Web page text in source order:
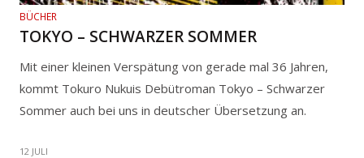
BÜCHER
TOKYO – SCHWARZER SOMMER
Mit einer kleinen Verspätung von gerade mal 36 Jahren,
kommt Tokuro Nukuis Debütroman Tokyo – Schwarzer
Sommer auch bei uns in deutscher Übersetzung an.
12 JULI